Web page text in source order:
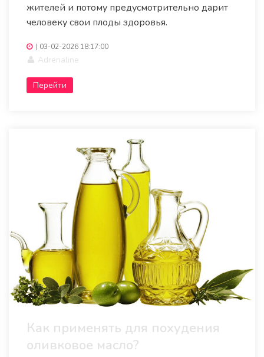
жителей и потому предусмотрительно дарит
человеку свои плоды здоровья.
| 03-02-2026 18:17:00
Adrenaline
Перейти
Как применять для похудения
оливковое масло?